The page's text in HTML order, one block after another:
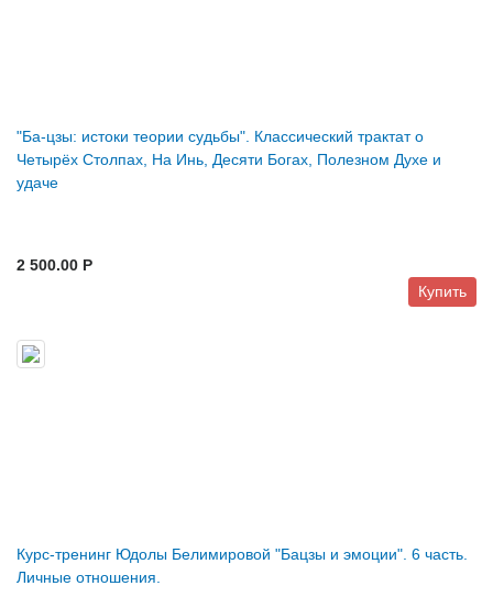
"Ба-цзы: истоки теории судьбы". Классический трактат о
Четырёх Столпах, На Инь, Десяти Богах, Полезном Духе и
удаче
2 500.00 P
Купить
Курс-тренинг Юдолы Белимировой "Бацзы и эмоции". 6 часть.
Личные отношения.